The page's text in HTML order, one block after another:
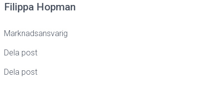
Filippa Hopman
Marknadsansvarig
Dela post
Dela post